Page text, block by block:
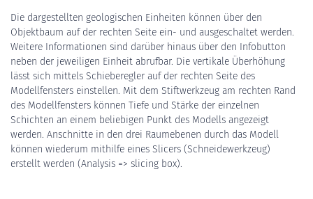
Die dargestellten geologischen Einheiten können über den
Objektbaum auf der rechten Seite ein- und ausgeschaltet werden.
Weitere Informationen sind darüber hinaus über den Infobutton
neben der jeweiligen Einheit abrufbar. Die vertikale Überhöhung
lässt sich mittels Schieberegler auf der rechten Seite des
Modellfensters einstellen. Mit dem Stiftwerkzeug am rechten Rand
des Modellfensters können Tiefe und Stärke der einzelnen
Schichten an einem beliebigen Punkt des Modells angezeigt
werden. Anschnitte in den drei Raumebenen durch das Modell
können wiederum mithilfe eines Slicers (Schneidewerkzeug)
erstellt werden (Analysis => slicing box).